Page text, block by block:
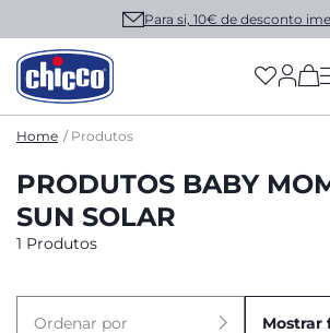
Para si, 10€ de desconto
Home Produtos
PRODUTOS BABY
SUN SOLAR
1 Produtos
Ordenar por Mostrar